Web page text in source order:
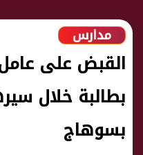
مدارس
القبض على
بطالبة خلال
بسوهاج